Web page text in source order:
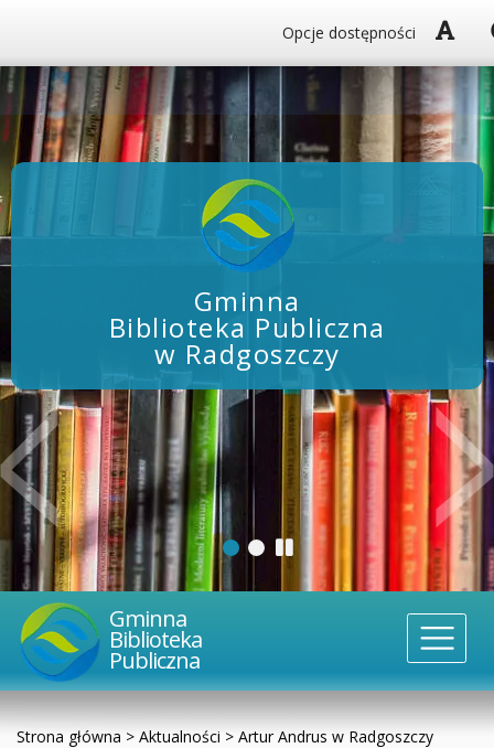
Opcje dostępności
Gminna
Biblioteka Publiczna
w Radgoszczy
Gminna
Biblioteka
Publiczna
Strona główna > Aktualności > Artur Andrus w Radgoszczy